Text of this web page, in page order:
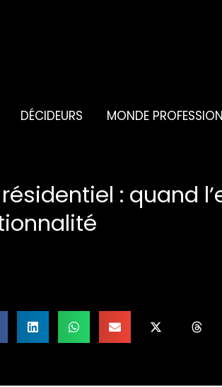
DÉCIDEURS MONDE
: quand